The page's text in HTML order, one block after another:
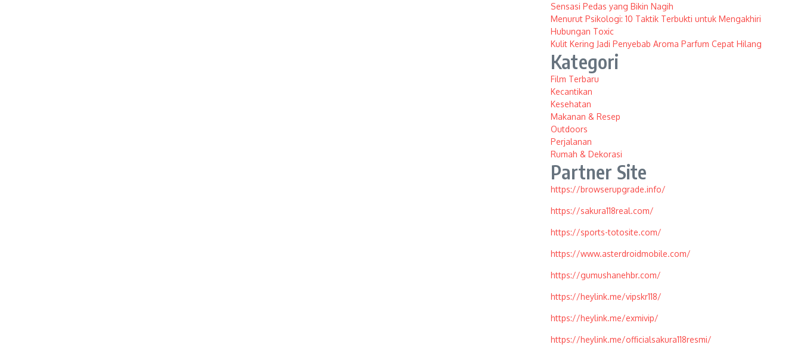
Sensasi Pedas yang Bikin Nagih
Menurut Psikologi: 10 Taktik Terbukti untuk Mengakhiri
Hubungan Toxic
Kulit Kering Jadi Penyebab Aroma Parfum Cepat Hilang
Kategori
Film Terbaru
Kecantikan
Kesehatan
Makanan & Resep
Outdoors
Perjalanan
Rumah & Dekorasi
Partner Site
https://browserupgrade.info/
https://sakura118real.com/
https://sports-totosite.com/
https://www.asterdroidmobile.com/
https://gumushanehbr.com/
https://heylink.me/vipskr118/
https://heylink.me/exmivip/
https://heylink.me/officialsakura118resmi/